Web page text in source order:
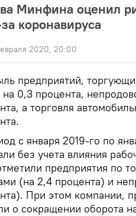
Минфина оценил
коронавируса
2020, 20:00
предприятий,
на 0,3 процента,
а торговля
с января 2019-го по
без учета влияния
предприятия по
(на 2,4 процента) и
При этом компании,
о сокращении оборота